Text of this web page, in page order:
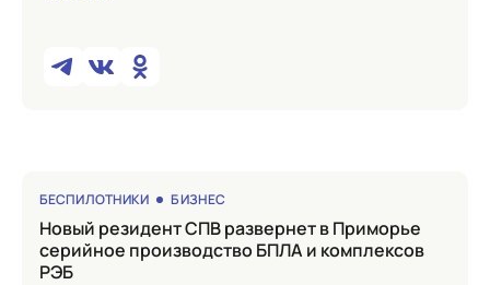
БЕСПИЛОТНИКИ БИЗНЕС
Новый резидент СПВ развернет в Приморье
серийное производство БПЛА и комплексов
РЭБ